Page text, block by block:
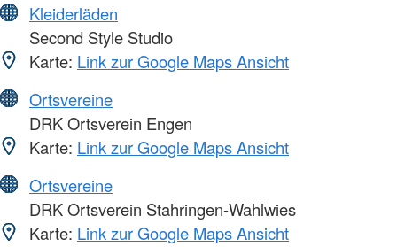
Kleiderläden
Second Style Studio
Karte: Link zur Google Maps Ansicht
Ortsvereine
DRK Ortsverein Engen
Karte: Link zur Google Maps Ansicht
Ortsvereine
DRK Ortsverein Stahringen-Wahlwies
Karte: Link zur Google Maps Ansicht